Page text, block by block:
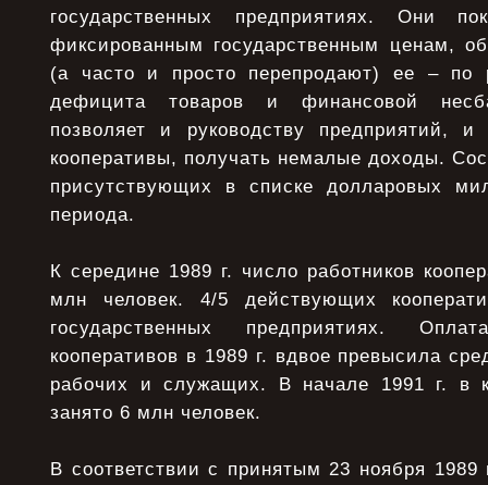
государственных предприятиях. Они
фиксированным государственным ценам,
(а часто и просто перепродают) ее – по
дефицита товаров и финансовой
позволяет и руководству предприятий, и
кооперативы, получать немалые доходы.
присутствующих в списке долларовых
периода.
К середине 1989 г. число работников
млн человек. 4/5 действующих
государственных предприятиях.
кооперативов в 1989 г. вдвое превысила
рабочих и служащих. В начале 1991 г. в
занято 6 млн человек.
В соответствии с принятым 23 ноября